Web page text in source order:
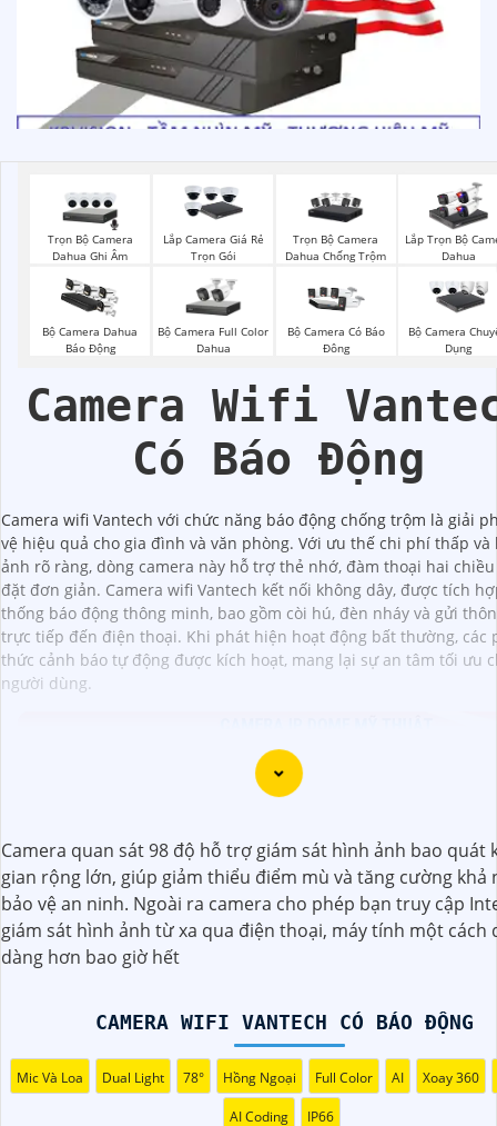
Trọn Bộ Camera
Dahua Ghi Âm
Lắp Camera Giá Rẻ
Trọn Gói
Trọn Bộ Camera
Dahua Chống Trộm
Lắp Trọn Bộ
Dahua
Bộ Camera Dahua
Báo Động
Bộ Camera Full Color
Dahua
Bộ Camera Có Báo
Đông
Bộ Camera
Dụng
Camera Wifi
Có Báo Động
Camera wifi Vantech với chức năng báo động chống trộm là giải
vệ hiệu quả cho gia đình và văn phòng. Với ưu thế chi phí thấp và
ảnh rõ ràng, dòng camera này hỗ trợ thẻ nhớ, đàm thoại hai
đặt đơn giản. Camera wifi Vantech kết nối không dây, được tích
thống báo động thông minh, bao gồm còi hú, đèn nháy và gửi
trực tiếp đến điện thoại. Khi phát hiện hoạt động bất thường, các
thức cảnh báo tự động được kích hoạt, mang lại sự an tâm tối ưu
người dùng.
Camera quan sát 98 độ hỗ trợ giám sát hình ảnh bao quát
gian rộng lớn, giúp giảm thiểu điểm mù và tăng cường khả
bảo vệ an ninh. Ngoài ra camera cho phép bạn truy cập
giám sát hình ảnh từ xa qua điện thoại, máy tính một cách
dàng hơn bao giờ hết
CAMERA WIFI VANTECH CÓ BÁO ĐỘNG
Mic Và Loa Dual Light 78° Hồng Ngoại Full Color AI Xoay 360
AI Coding IP66